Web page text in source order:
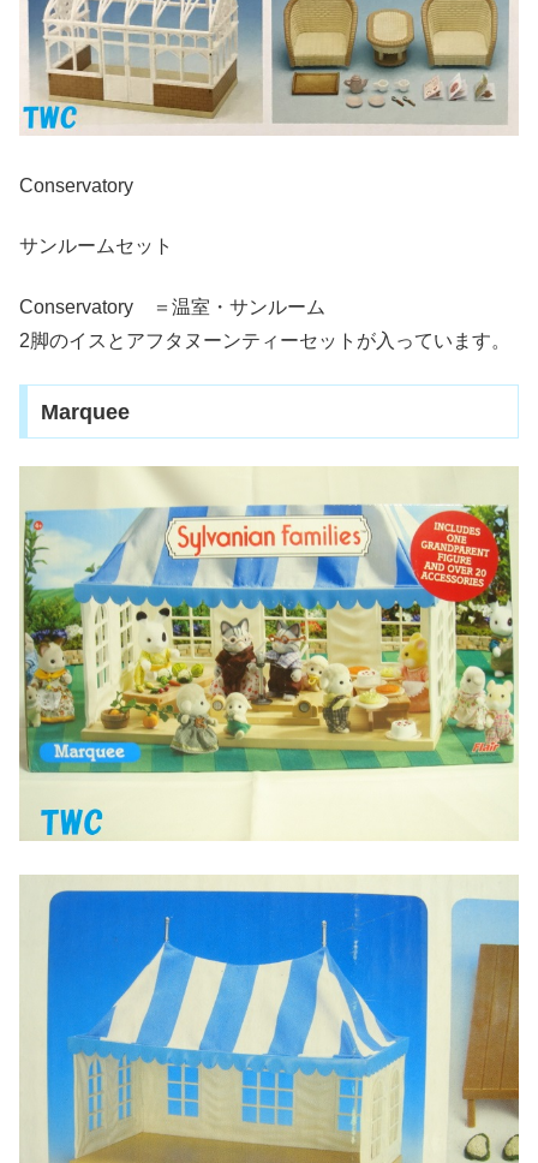
Conservatory
サンルームセット
Conservatory ＝温室・サンルーム
2脚のイスとアフタヌーンティーセットが入っています。
Marquee